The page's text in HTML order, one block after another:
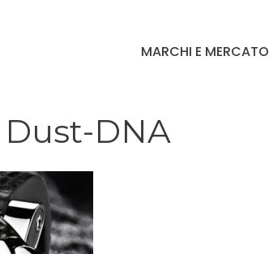
MARCHI E MERCATO
DNA